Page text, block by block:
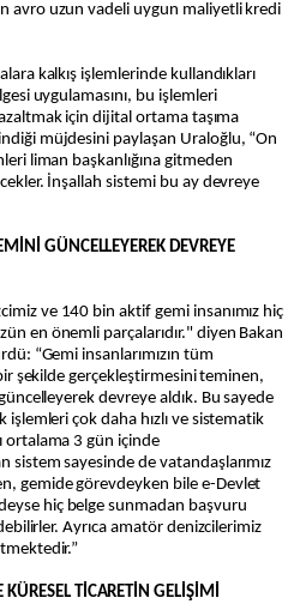
avro uzun vadeli uygun maliyetli kredi
kalkış işlemlerinde kullandıkları
uygulamasını, bu işlemleri
için dijital ortama taşıma
müjdesini paylaşan Uraloğlu, “On
liman başkanlığına gitmeden
İnşallah sistemi bu ay devreye
GÜNCELLEYEREK DEVREYE
ve 140 bin aktif gemi insanımız hiç
en önemli parçalarıdır." diyen Bakan
“Gemi insanlarımızın tüm
şekilde gerçekleştirmesini teminen,
devreye aldık. Bu sayede
işlemleri çok daha hızlı ve sistematik
ortalama 3 gün içinde
sistem sayesinde de vatandaşlarımız
gemide görevdeyken bile e-Devlet
hiç belge sunmadan başvuru
Ayrıca amatör denizcilerimiz
TİCARETİN GELİŞİMİ